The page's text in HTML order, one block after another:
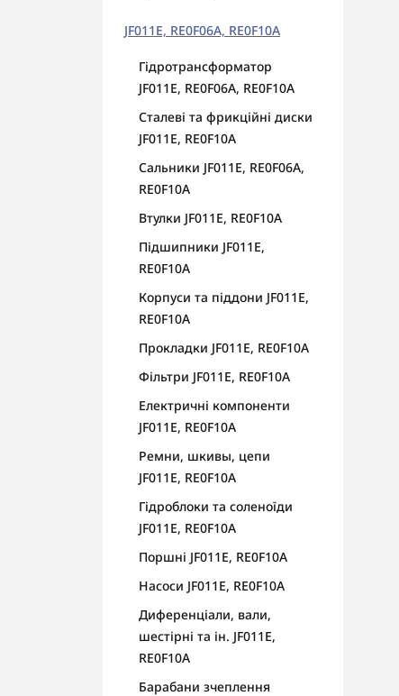
JF011E, RE0F06A, RE0F10A
Гідротрансформатор
JF011E, RE0F06A, RE0F10A
Сталеві та фрикційні диски
JF011E, RE0F10A
Сальники JF011E, RE0F06A,
RE0F10A
Втулки JF011E, RE0F10A
Підшипники JF011E,
RE0F10A
Корпуси та піддони JF011E,
RE0F10A
Прокладки JF011E, RE0F10A
Фільтри JF011E, RE0F10A
Електричні компоненти
JF011E, RE0F10A
Ремни, шкивы, цепи
JF011E, RE0F10A
Гідроблоки та соленоїди
JF011E, RE0F10A
Поршні JF011E, RE0F10A
Насоси JF011E, RE0F10A
Диференціали, вали,
шестірні та ін. JF011E,
RE0F10A
Барабани зчеплення